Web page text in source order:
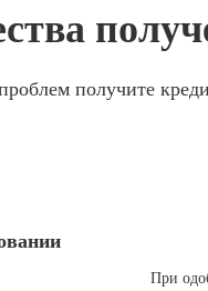
получите
При